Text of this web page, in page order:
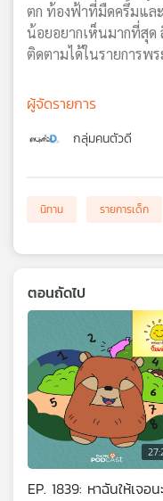
ตก ท้องฟ้าที่มืดครึ้มแล
น้อยอยากเห็นมากที่สุด
ติดตามได้ในรายการพ
ผู้จัดรายการ
กลุ่มคนตัวดี
นิทาน รายการเด็ก
ตอนถัดไป
EP. 1839: หาฉันให้เจอน